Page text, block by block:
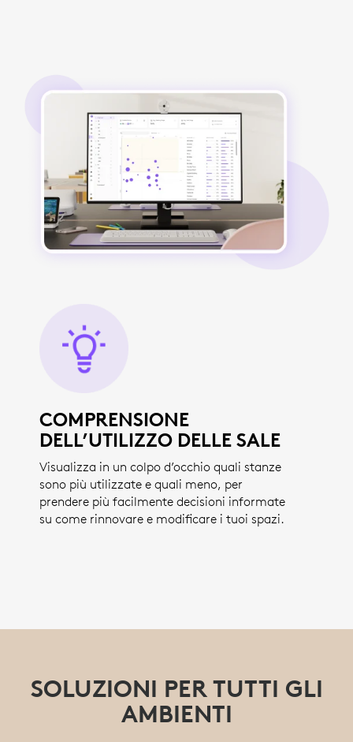
COMPRENSIONE
DELL’UTILIZZO DELLE SALE
Visualizza in un colpo d’occhio quali stanze
sono più utilizzate e quali meno, per
prendere più facilmente decisioni informate
su come rinnovare e modificare i tuoi spazi.
SOLUZIONI PER TUTTI GLI
AMBIENTI